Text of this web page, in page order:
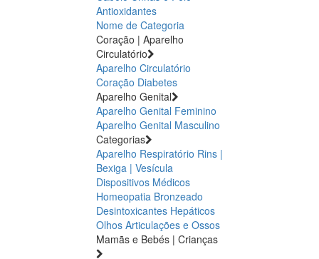
Antioxidantes
Nome de Categoria
Coração | Aparelho
Circulatório
Aparelho Circulatório
Coração Diabetes
Aparelho Genital
Aparelho Genital Feminino
Aparelho Genital Masculino
Categorias
Aparelho Respiratório Rins |
Bexiga | Vesícula
Dispositivos Médicos
Homeopatia Bronzeado
Desintoxicantes Hepáticos
Olhos Articulações e Ossos
Mamãs e Bebés | Crianças